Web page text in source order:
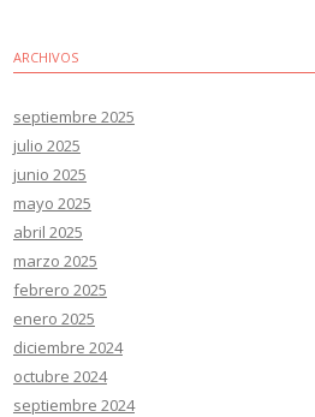
ARCHIVOS
septiembre 2025
julio 2025
junio 2025
mayo 2025
abril 2025
marzo 2025
febrero 2025
enero 2025
diciembre 2024
octubre 2024
septiembre 2024